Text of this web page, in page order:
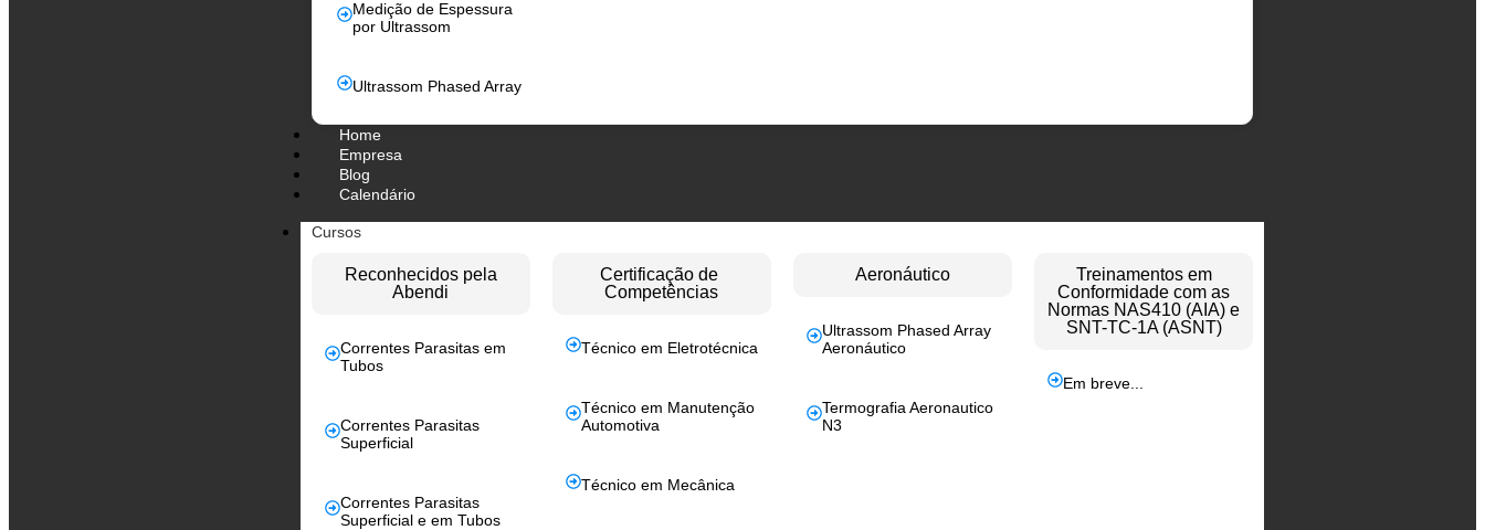
Medição de Espessura
por Ultrassom
Ultrassom Phased Array
Home
Empresa
Blog
Calendário
Cursos
Reconhecidos pela
Abendi
Correntes Parasitas em
Tubos
Correntes Parasitas
Superficial
Correntes Parasitas
Superficial e em Tubos
Certificação de
Competências
Técnico em Eletrotécnica
Técnico em Manutenção
Automotiva
Técnico em Mecânica
Aeronáutico
Ultrassom Phased Array
Aeronáutico
Termografia Aeronautico
N3
Treinamentos em
Conformidade com as
Normas NAS410 (AIA) e
SNT-TC-1A (ASNT)
Em breve...